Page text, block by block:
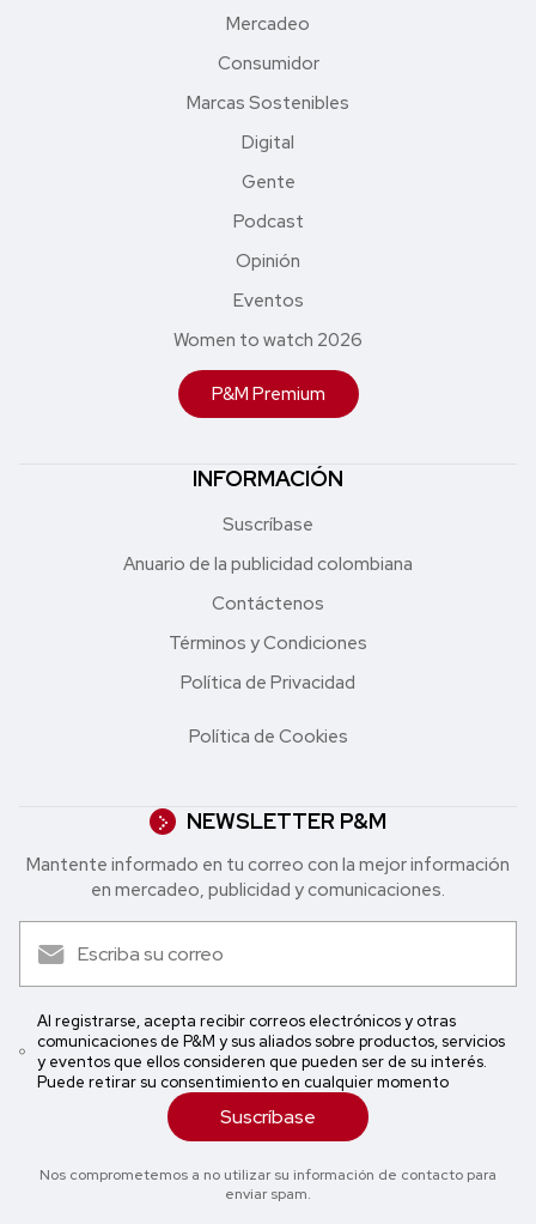
Mercadeo
Consumidor
Marcas Sostenibles
Digital
Gente
Podcast
Opinión
Eventos
Women to watch 2026
P&M Premium
INFORMACIÓN
Suscríbase
Anuario de la publicidad colombiana
Contáctenos
Términos y Condiciones
Política de Privacidad
Política de Cookies
NEWSLETTER P&M
Mantente informado en tu correo con la mejor in formación
en mercadeo, publicidad y comunicaciones.
Al registrarse, acepta recibir correos electrónicos y otras
comunicaciones de P&M y sus aliados sobre productos, servicios
y eventos que ellos consideren que pueden ser de su interés.
Puede retirar su consentimiento en cualquier momento
Suscríbase
Nos comprometemos a no utilizar su información de contacto para
enviar spam.